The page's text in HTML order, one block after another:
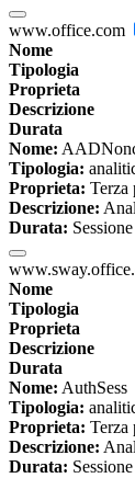
www.office.com
Nome
Tipologia
Proprieta
Descrizione
Durata
Nome:
Tipologia:
Proprieta: Terza
Descrizione:
Durata: Sessione
Nome
Tipologia
Proprieta
Descrizione
Durata
Nome: AuthSess
Tipologia:
Proprieta: Terza
Descrizione:
Durata: Sessione